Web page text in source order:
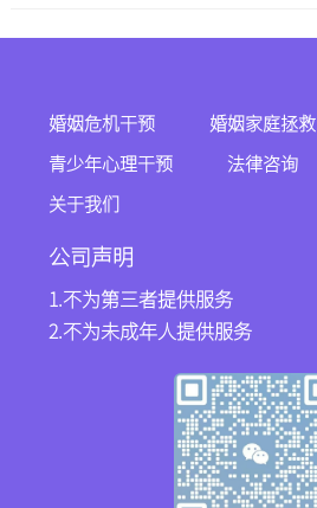
婚姻危机干预 婚姻家庭拯救
青少年心理干预 法律咨询
关于我们
公司声明
1.不为第三者提供服务
2.不为未成年人提供服务